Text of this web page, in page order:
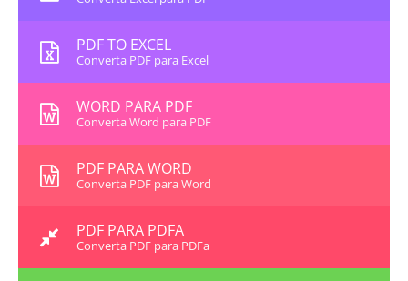
PDF TO EXCEL
Converta PDF para Excel
WORD PARA PDF
Converta Word para PDF
PDF PARA WORD
Converta PDF para Word
PDF PARA PDFA
Converta PDF para PDFa